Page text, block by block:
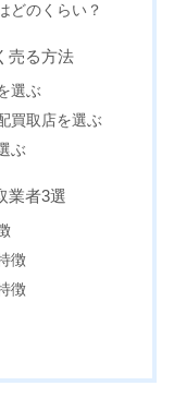
どのくらい？
売る方法
選ぶ
買取店を選ぶ
ぶ
業者3選
徴
徴